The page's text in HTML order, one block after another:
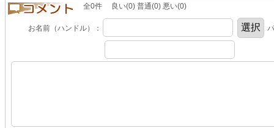
全0件 良い(0) 普通(0) 悪い(0)
お名前（ハンドル）：